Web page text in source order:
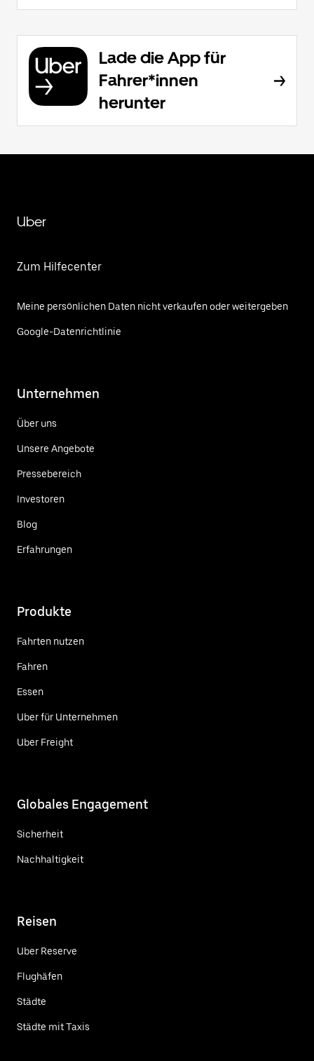
Lade die App für
Fahrer*innen
herunter
Uber
Zum Hilfecenter
Meine persönlichen Daten nicht verkaufen oder weitergeben
Google-Datenrichtlinie
Unternehmen
Über uns
Unsere Angebote
Pressebereich
Investoren
Blog
Erfahrungen
Produkte
Fahrten nutzen
Fahren
Essen
Uber für Unternehmen
Uber Freight
Globales Engagement
Sicherheit
Nachhaltigkeit
Reisen
Uber Reserve
Flughäfen
Städte
Städte mit Taxis